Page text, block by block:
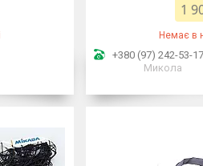
1
Немає в
+380 (97) 242-53-17
Микола